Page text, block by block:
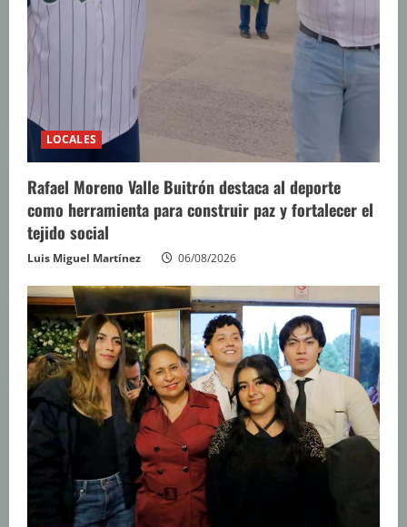
LOCALES
Rafael Moreno Valle Buitrón destaca al deporte
como herramienta para construir paz y fortalecer el
tejido social
Luis Miguel Martínez 06/08/2026